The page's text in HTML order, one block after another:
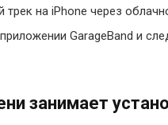
трек на iPhone через
GarageBand и
занимает